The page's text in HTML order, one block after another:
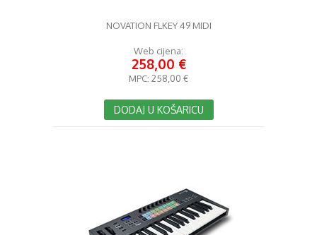
NOVATION FLKEY 49 MIDI
Web cijena:
258,00 €
MPC: 258,00 €
DODAJ U KOŠARICU